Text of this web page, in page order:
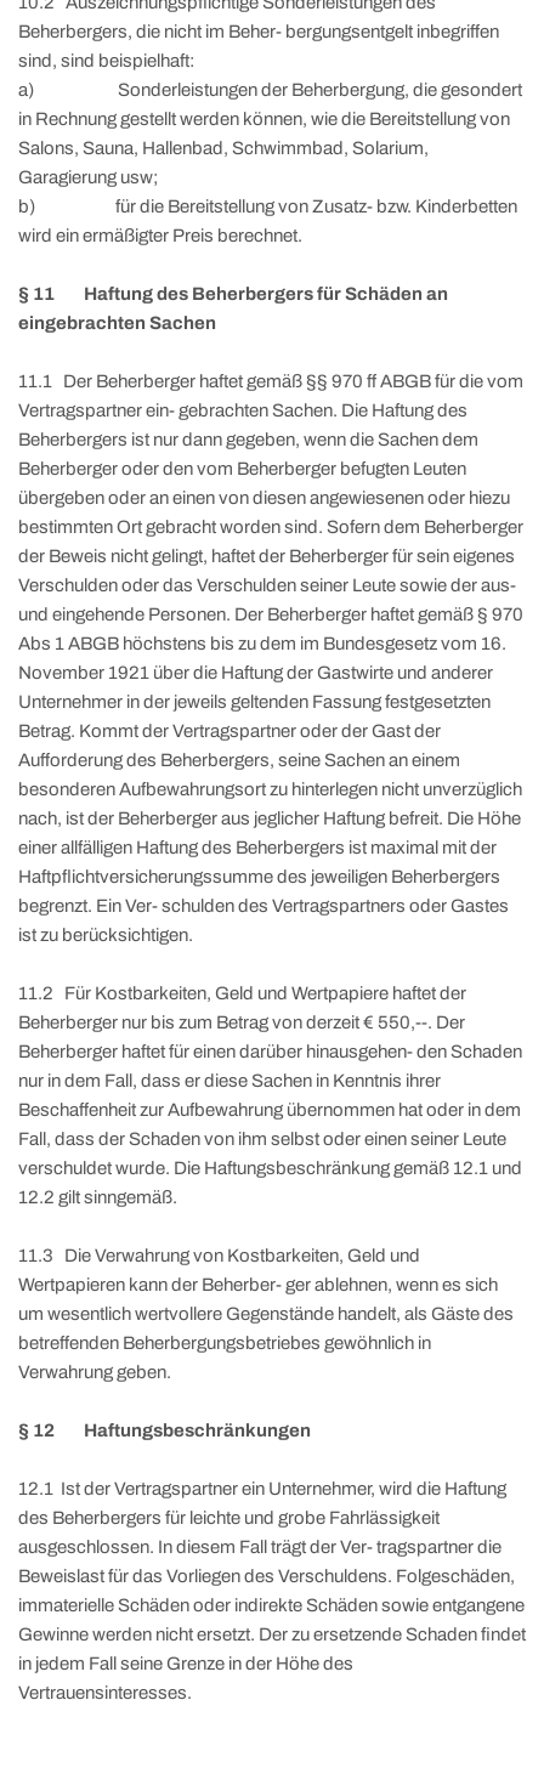
Beherbergers, die nicht im Beher- bergungsentgelt inbegriffen
sind, sind beispielhaft:
a) Sonderleistungen der Beherbergung, die gesondert
in Rechnung gestellt werden können, wie die Bereitstellung von
Salons, Sauna, Hallenbad, Schwimmbad, Solarium,
Garagierung usw;
b) für die Bereitstellung von Zusatz- bzw. Kinderbetten
wird ein ermäßigter Preis berechnet.
§ 11 Haftung des Beherbergers für Schäden an
eingebrachten Sachen
11.1 Der Beherberger haftet gemäß §§ 970 ff ABGB für die vom
Vertragspartner ein- gebrachten Sachen. Die Haftung des
Beherbergers ist nur dann gegeben, wenn die Sachen dem
Beherberger oder den vom Beherberger befugten Leuten
übergeben oder an einen von diesen angewiesenen oder hiezu
bestimmten Ort gebracht worden sind. Sofern dem Beherberger
der Beweis nicht gelingt, haftet der Beherberger für sein eigenes
Verschulden oder das Verschulden seiner Leute sowie der aus-
und eingehende Personen. Der Beherberger haftet gemäß § 970
Abs 1 ABGB höchstens bis zu dem im Bundesgesetz vom 16.
November 1921 über die Haftung der Gastwirte und anderer
Unternehmer in der jeweils geltenden Fassung festgesetzten
Betrag. Kommt der Vertragspartner oder der Gast der
Aufforderung des Beherbergers, seine Sachen an einem
besonderen Aufbewahrungsort zu hinterlegen nicht unverzüglich
nach, ist der Beherberger aus jeglicher Haftung befreit. Die Höhe
einer allfälligen Haftung des Beherbergers ist maximal mit der
Haftpflichtversicherungssumme des jeweiligen Beherbergers
begrenzt. Ein Ver- schulden des Vertragspartners oder Gastes
ist zu berücksichtigen.
11.2 Für Kostbarkeiten, Geld und Wertpapiere haftet der
Beherberger nur bis zum Betrag von derzeit € 550,--. Der
Beherberger haftet für einen darüber hinausgehen- den Schaden
nur in dem Fall, dass er diese Sachen in Kenntnis ihrer
Beschaffenheit zur Aufbewahrung übernommen hat oder in dem
Fall, dass der Schaden von ihm selbst oder einen seiner Leute
verschuldet wurde. Die Haftungsbeschränkung gemäß 12.1 und
12.2 gilt sinngemäß.
11.3 Die Verwahrung von Kostbarkeiten, Geld und
Wertpapieren kann der Beherber- ger ablehnen, wenn es sich
um wesentlich wertvollere Gegenstände handelt, als Gäste des
betreffenden Beherbergungsbetriebes gewöhnlich in
Verwahrung geben.
§ 12 Haftungsbeschränkungen
12.1 Ist der Vertragspartner ein Unternehmer, wird die Haftung
des Beherbergers für leichte und grobe Fahrlässigkeit
ausgeschlossen. In diesem Fall trägt der Ver- tragspartner die
Beweislast für das Vorliegen des Verschuldens. Folgeschäden,
immaterielle Schäden oder indirekte Schäden sowie entgangene
Gewinne werden nicht ersetzt. Der zu ersetzende Schaden findet
in jedem Fall seine Grenze in der Höhe des
Vertrauensinteresses.